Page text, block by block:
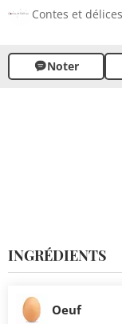
des petits
glacée en fait
gourmands à
Contes et délices
Noter
INGRÉDIENTS
Oeuf